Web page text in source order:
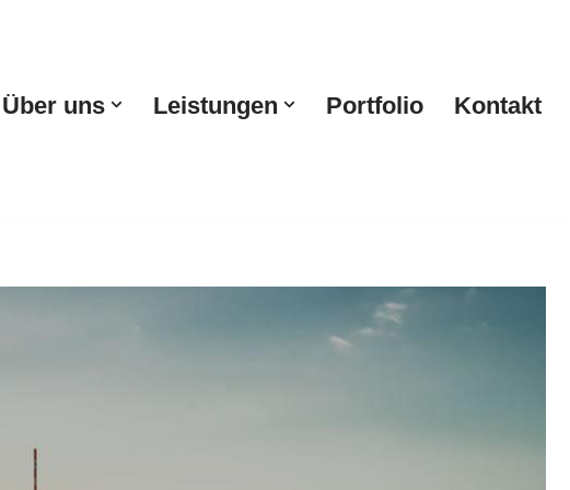
Über uns Leistungen Portfolio Kontakt
Webdesign, Fahrzeugbeschriftung. Erleben Sie
➡️ Kedar & Partner, Ihr Agentur. Ihr Ziel ist unsere